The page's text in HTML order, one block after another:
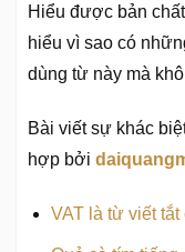
Hiểu được bản
hiểu vì sao có
dùng từ này mà
Bài viết sự khác
hợp bởi
VAT là từ viết